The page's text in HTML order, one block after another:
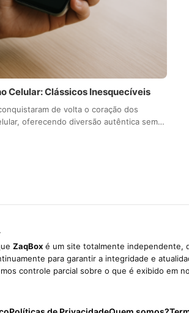
Celular: Clássicos Inesquecíveis
de volta o coração dos
oferecendo diversão autêntica sem…
ZaqBox é um site totalmente independente,
para garantir a integridade e
controle parcial sobre o que é exibido em